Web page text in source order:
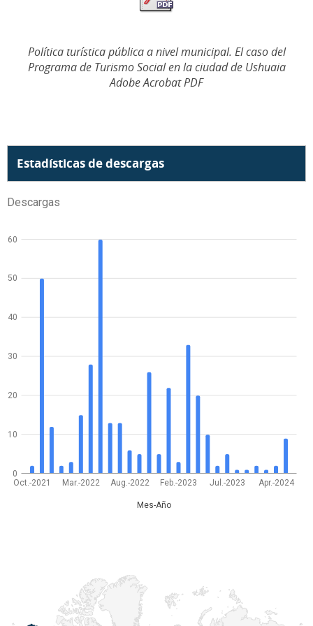
Política turística pública a nivel municipal. El caso del
Programa de Turismo Social en la ciudad de Ushuaia
Adobe Acrobat PDF
Estadísticas de descargas
Descargas
Oct.-2021 Mar.-2022 Aug.-2022 Feb.-2023 Jul.-2023 Apr.-2024
Mes-Año
0
10
20
30
40
50
60